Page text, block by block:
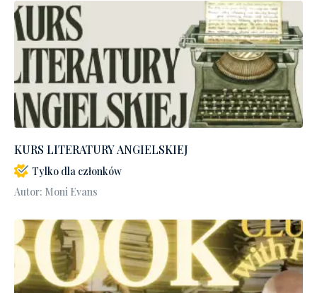
KURS LITERATURY ANGIELSKIEJ
Tylko dla członków
Autor: Moni Evans